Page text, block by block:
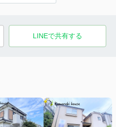
LINEで共有する